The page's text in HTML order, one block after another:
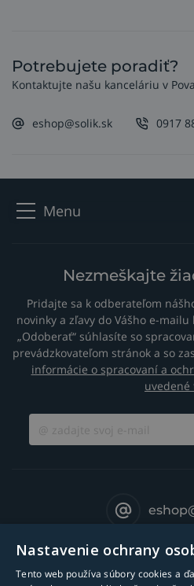
Potrebujete poradiť?
Kontaktujte našu kanceláriu v
eshop@solik.sk 0917
Menu
Nezmeškajte
Pridajte sa k odberateľom
novinky a zľavy do Vášho e-
„Odoberať“ súhlasíte so
prevádzkovateľom stránok a so
informácie o spracovaní a
uvedené
Nastavenie ochrany
Tento web používa súbory cookies a